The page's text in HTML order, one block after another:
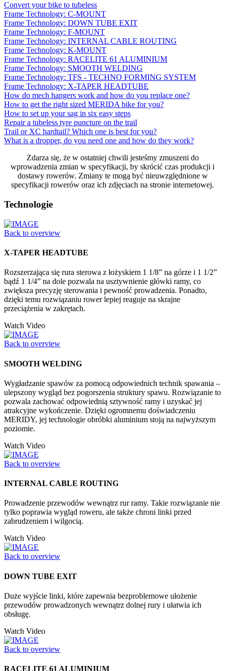
Convert your bike to tubeless
Frame Technology: C-MOUNT
Frame Technology: DOWN TUBE EXIT
Frame Technology: F-MOUNT
Frame Technology: INTERNAL CABLE ROUTING
Frame Technology: K-MOUNT
Frame Technology: RACELITE 61 ALUMINIUM
Frame Technology: SMOOTH WELDING
Frame Technology: TFS - TECHNO FORMING SYSTEM
Frame Technology: X-TAPER HEADTUBE
How do mech hangers work and how do you replace one?
How to get the right sized MERIDA bike for you?
How to set up your sag in six easy steps
Repair a tubeless tyre puncture on the trail
Trail or XC hardtail? Which one is best for you?
What is a dropper, do you need one and how do they work?
Zdarza się, że w ostatniej chwili jesteśmy zmuszeni do
wprowadzenia zmian w specyfikacji, by skrócić czas produkcji i
dostawy rowerów. Zmiany te mogą być nieuwzględnione w
specyfikacji rowerów oraz ich zdjęciach na stronie internetowej.
Technologie
Back to overview
X-TAPER HEADTUBE
Rozszerzająca się rura sterowa z łożyskiem 1 1/8” na górze i 1 1/2”
bądź 1 1/4” na dole pozwala na usztywnienie główki ramy, co
zwiększa precyzję sterowania i pewność prowadzenia. Ponadto,
dzięki temu rozwiązaniu rower lepiej reaguje na skrajne
przeciążenia w zakrętach.
Watch Video
Back to overview
SMOOTH WELDING
Wygładzanie spawów za pomocą odpowiednich technik spawania –
ulepszony wygląd bez pogorszenia struktury spawu. Rozwiązanie to
pozwala zachować odpowiednią sztywność ramy i uzyskać jej
atrakcyjne wykończenie. Dzięki ogromnemu doświadczeniu
MERIDY, jej technologie obróbki aluminium stoją na najwyższym
poziomie.
Watch Video
Back to overview
INTERNAL CABLE ROUTING
Prowadzenie przewodów wewnątrz rur ramy. Takie rozwiązanie nie
tylko poprawia wygląd roweru, ale także chroni linki przed
zabrudzeniem i wilgocią.
Watch Video
Back to overview
DOWN TUBE EXIT
Duże wyjście linki, które zapewnia bezproblemowe ułożenie
przewodów prowadzonych wewnątrz dolnej rury i ułatwia ich
obsługę.
Watch Video
Back to overview
RACELITE 61 ALUMINIUM